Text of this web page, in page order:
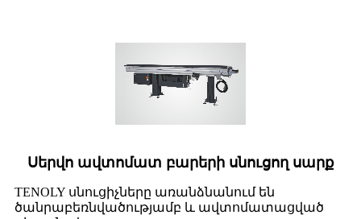
Սերվո ավտոմատ բարերի սնուցող սարք
TENOLY սնուցիչները առանձնանում են
ծանրաբեռնվածությամբ և ավտոմատացված